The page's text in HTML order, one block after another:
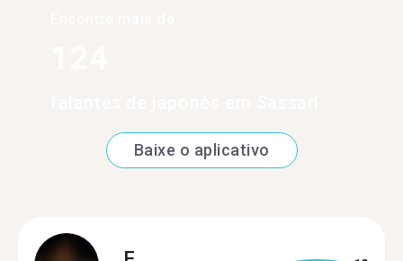
Baixe o aplicativo